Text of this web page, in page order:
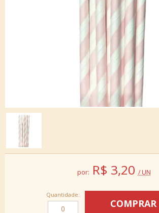
por: R$ 3,20 / UN
Quantidade: